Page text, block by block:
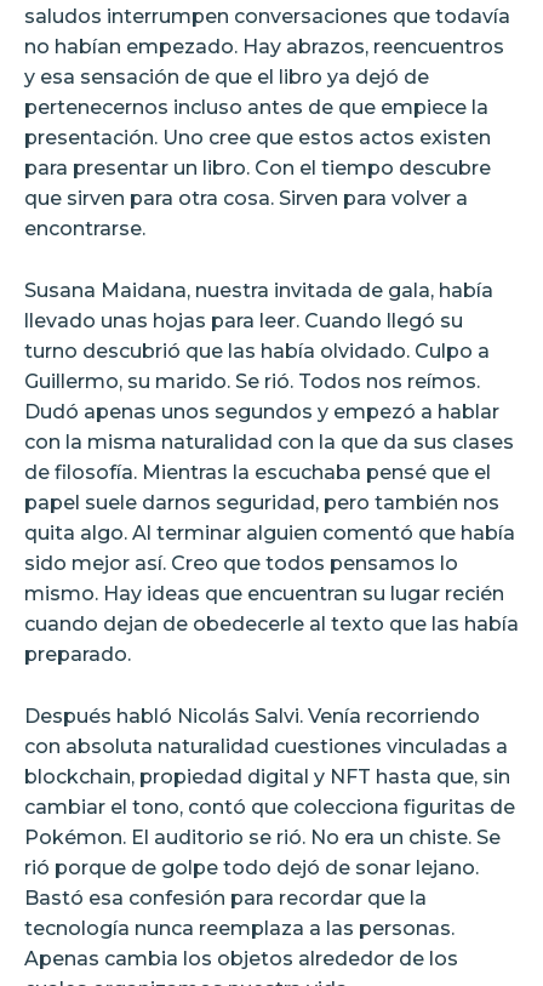
saludos interrumpen conversaciones que todavía
no habían empezado. Hay abrazos, reencuentros
y esa sensación de que el libro ya dejó de
pertenecernos incluso antes de que empiece la
presentación. Uno cree que estos actos existen
para presentar un libro. Con el tiempo descubre
que sirven para otra cosa. Sirven para volver a
encontrarse.
Susana Maidana, nuestra invitada de gala, había
llevado unas hojas para leer. Cuando llegó su
turno descubrió que las había olvidado. Culpo a
Guillermo, su marido. Se rió. Todos nos reímos.
Dudó apenas unos segundos y empezó a hablar
con la misma naturalidad con la que da sus clases
de filosofía. Mientras la escuchaba pensé que el
papel suele darnos seguridad, pero también nos
quita algo. Al terminar alguien comentó que había
sido mejor así. Creo que todos pensamos lo
mismo. Hay ideas que encuentran su lugar recién
cuando dejan de obedecerle al texto que las había
preparado.
Después habló Nicolás Salvi. Venía recorriendo
con absoluta naturalidad cuestiones vinculadas a
blockchain, propiedad digital y NFT hasta que, sin
cambiar el tono, contó que colecciona figuritas de
Pokémon. El auditorio se rió. No era un chiste. Se
rió porque de golpe todo dejó de sonar lejano.
Bastó esa confesión para recordar que la
tecnología nunca reemplaza a las personas.
Apenas cambia los objetos alrededor de los